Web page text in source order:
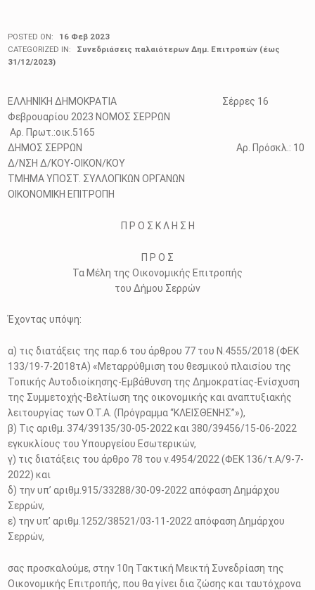
POSTED ON:
16 Φεβ 2023
CATEGORIZED IN:
Συνεδριάσεις παλαιότερων Δημ. Επιτροπών (έως
31/12/2023)
ΕΛΛΗΝΙΚΗ ΔΗΜΟΚΡΑΤΙΑ Σέρρες 16
Φεβρουαρίου 2023 ΝΟΜΟΣ ΣΕΡΡΩΝ
Αρ. Πρωτ.:οικ.5165
ΔΗΜΟΣ ΣΕΡΡΩΝ Αρ. Πρόσκλ.: 10
Δ/ΝΣΗ Δ/ΚΟΥ-ΟΙΚΟΝ/ΚΟΥ
ΤΜΗΜΑ ΥΠΟΣΤ. ΣΥΛΛΟΓΙΚΩΝ ΟΡΓΑΝΩΝ
ΟΙΚΟΝΟΜΙΚΗ ΕΠΙΤΡΟΠΗ
Π Ρ Ο Σ Κ Λ Η Σ Η
Π Ρ Ο Σ
Τα Μέλη της Οικονομικής Επιτροπής
του Δήμου Σερρών
Έχοντας υπόψη:
α) τις διατάξεις της παρ.6 του άρθρου 77 του Ν.4555/2018 (ΦΕΚ
133/19-7-2018τΑ) «Μεταρρύθμιση του θεσμικού πλαισίου της
Τοπικής Αυτοδιοίκησης-Εμβάθυνση της Δημοκρατίας-Ενίσχυση
της Συμμετοχής-Βελτίωση της οικονομικής και αναπτυξιακής
λειτουργίας των Ο.Τ.Α. (Πρόγραμμα “ΚΛΕΙΣΘΕΝΗΣ”»),
β) Τις αριθμ. 374/39135/30-05-2022 και 380/39456/15-06-2022
εγκυκλίους του Υπουργείου Εσωτερικών,
γ) τις διατάξεις του άρθρο 78 του ν.4954/2022 (ΦΕΚ 136/τ.Α/9-7-
2022) και
δ) την υπ’ αριθμ.915/33288/30-09-2022 απόφαση Δημάρχου
Σερρών,
ε) την υπ’ αριθμ.1252/38521/03-11-2022 απόφαση Δημάρχου
Σερρών,
σας προσκαλούμε, στην 10η Τακτική Μεικτή Συνεδρίαση της
Οικονομικής Επιτροπής, που θα γίνει δια ζώσης και ταυτόχρονα